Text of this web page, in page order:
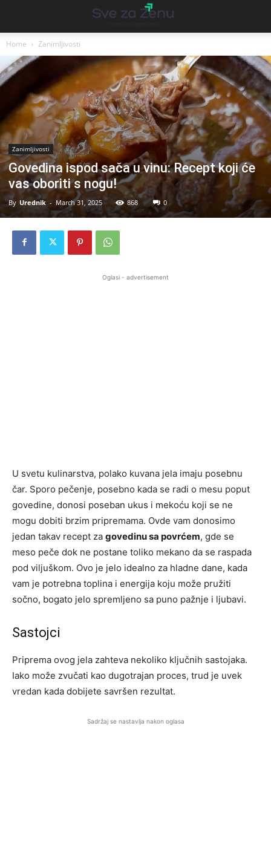
Home Zanimljivosti
Zanimljivosti
Govedina ispod sača u vinu: Recept koji će
vas oboriti s nogu!
By Urednik - March 31, 2025 868 0
Oglasi - advertisement
U svetu kulinarstva, polako kuvana jela imaju posebnu
čar. Sporo pečenje, posebno kada se radi o mesu poput
govedine, donosi poseban ukus i mekoću koji se ne
mogu dobiti brzim pripremama. Ovde vam donosimo
jedan takav recept za govedinu sa povrćem, gde se
meso peče dok ne postane toliko mekano da se raspada
pod viljuškom. Ovo je jelo idealno za hladne dane, kada
vam je potrebna toplina i energija koju može pružiti
sočno, bogato jelo spremljeno sa puno pažnje i ljubavi.
Sastojci
Priprema ovog jela zahteva nekoliko ključnih sastojaka.
Iako može zvučati kao dugotrajan proces, trud je uvek
vredan kada dobijete savršen rezultat.
Sadržaj se nastavlja nakon oglasa